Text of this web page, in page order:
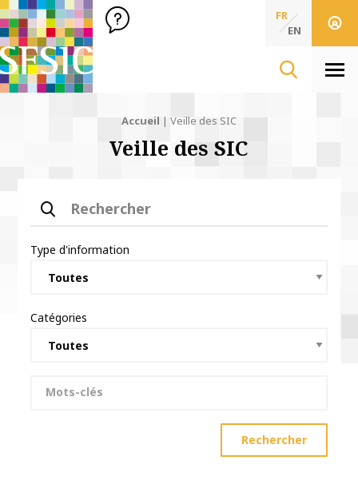
SFSIC Société Française des Sciences de l'Information & de
Société Française des Sciences
de l'Information
FR
EN
Accueil | Veille des SIC
Veille des SIC
Rechercher
Type d'information
Catégories
Mots-clés
Rechercher